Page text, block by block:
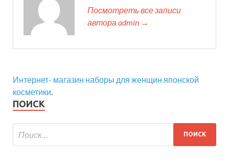
Посмотреть все записи
автора admin →
Интернет- магазин наборы для женщин японской
косметики.
ПОИСК